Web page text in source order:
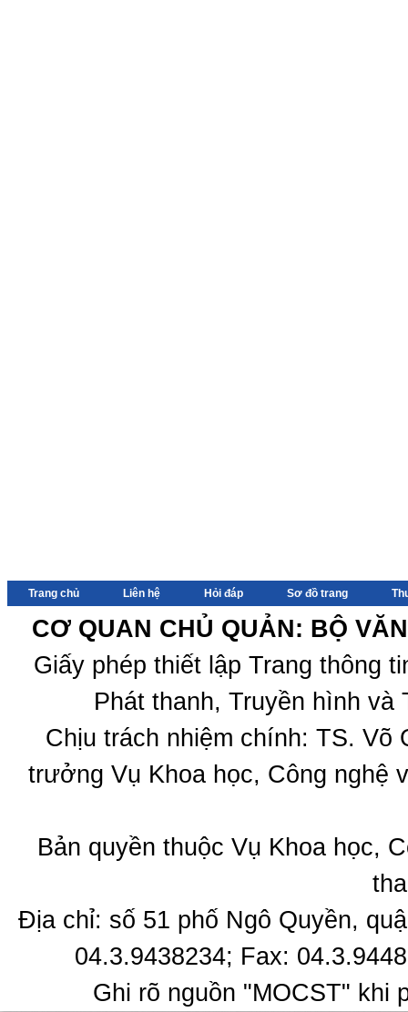
Trang chủ Liên hệ Hỏi đáp Sơ đồ trang
CƠ QUAN CHỦ QUẢN: BỘ
Giấy phép thiết lập Trang thông
Phát thanh, Truyền hình
Chịu trách nhiệm chính: TS.
trưởng Vụ Khoa học, Công nghệ
Bản quyền thuộc Vụ Khoa học,
Địa chỉ: số 51 phố Ngô Quyền,
04.3.9438234; Fax:
Ghi rõ nguồn "MOCST" khi